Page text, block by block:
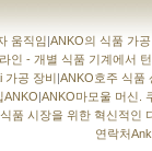
움직임|ANKO의 식품 가
인 - 개별 식품 기계에서
가공 장비|ANKO호주 식품
ANKO|ANKO마모울 머신.
품 시장을 위한 혁신적인
연락처